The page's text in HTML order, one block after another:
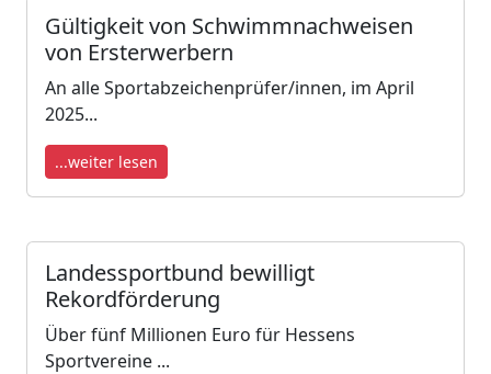
Gültigkeit von Schwimmnachweisen
von Ersterwerbern
An alle Sportabzeichenprüfer/innen, im April
2025...
...weiter lesen
Landessportbund bewilligt
Rekordförderung
Über fünf Millionen Euro für Hessens
Sportvereine ...